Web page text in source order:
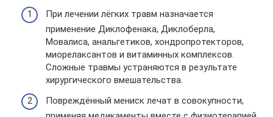
При лечении лёгких травм назначается
применение Диклофенака, Диклоберла,
Мовалиса, анальгетиков, хондропротекторов,
миорелаксантов и витаминных комплексов.
Сложные травмы устраняются в результате
хирургического вмешательства.
Повреждённый мениск лечат в совокупности,